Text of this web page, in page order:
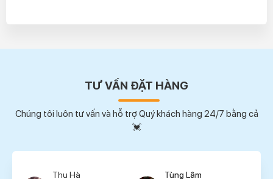
TƯ VẤN ĐẶT HÀNG
Chúng tôi luôn tư vấn và hỗ trợ Quý khách hàng 24/7 bằng cả
💓
Tùng Lâm
Phan Khải